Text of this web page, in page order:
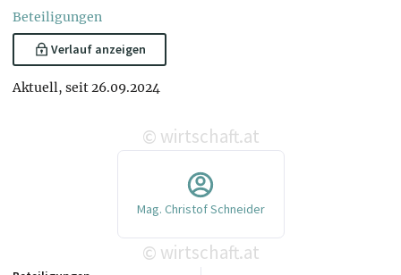
Beteiligungen
Verlauf anzeigen
Aktuell, seit 26.09.2024
© wirtschaft.at
Mag. Christof Schneider
© wirtschaft.at